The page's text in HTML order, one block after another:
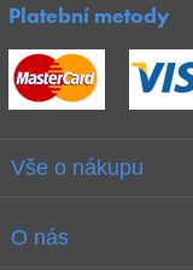
Platební metody
Vše o nákupu
Obchodní podmínky
O nás